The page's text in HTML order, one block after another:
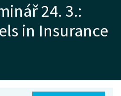
24. 3.:
in Insurance